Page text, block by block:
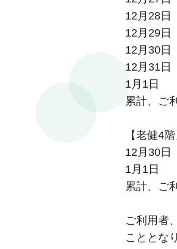
12月28日
12月29日
12月30日
12月31日
1月1日
累計、ご
【老健4階
12月30
1月1日
累計、ご
ご利用者
こととな